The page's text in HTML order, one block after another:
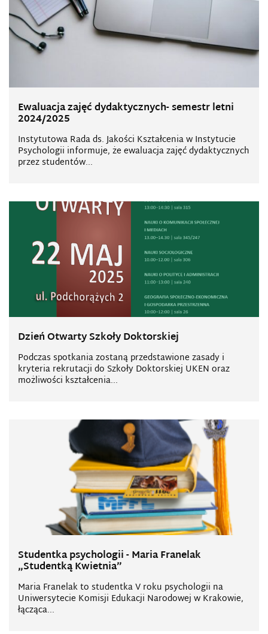
Ewaluacja zajęć dydaktycznych- semestr letni
2024/2025
Instytutowa Rada ds. Jakości Kształcenia w Instytucie
Psychologii informuje, że ewaluacja zajęć dydaktycznych
przez studentów...
Dzień Otwarty Szkoły Doktorskiej
Podczas spotkania zostaną przedstawione zasady i
kryteria rekrutacji do Szkoły Doktorskiej UKEN oraz
możliwości kształcenia...
Studentka psychologii - Maria Franelak
„Studentką Kwietnia”
Maria Franelak to studentka V roku psychologii na
Uniwersytecie Komisji Edukacji Narodowej w Krakowie,
łącząca...